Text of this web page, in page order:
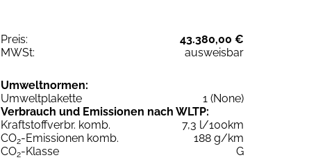
Preis:
43.380,00 €
MWSt:
ausweisbar
Umweltnormen:
Umweltplakette
1 (None)
Verbrauch und Emissionen nach WLTP:
Kraftstoffverbr. komb.
7,3 l/100km
CO2-Emissionen komb.
188 g/km
CO2-Klasse
G